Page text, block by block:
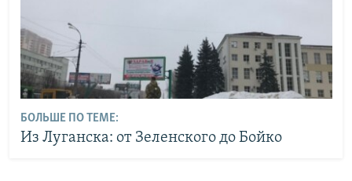
БОЛЬШЕ ПО ТЕМЕ:
Из Луганска: от Зеленского до Бойко